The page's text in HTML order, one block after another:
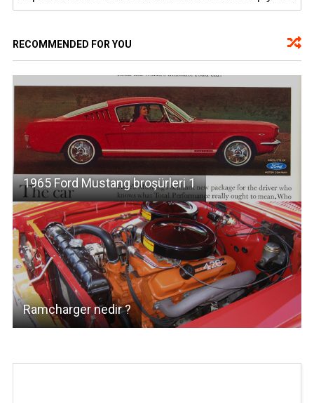
RECOMMENDED FOR YOU
1965 Ford Mustang broşürleri 1
Ramcharger nedir ?